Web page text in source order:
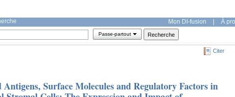
Mon DI-fusion | À
Passe-partout
Citer
Surface Molecules and Regulatory Factors in